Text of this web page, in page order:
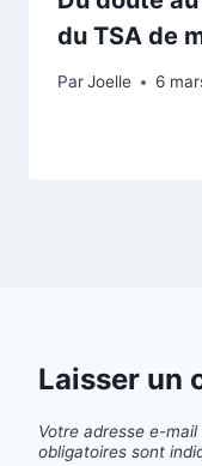
du TSA de
ParJoelle 6
Laisser un
Votre adresse e-
obligatoires sont